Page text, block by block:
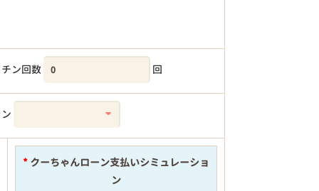
ン回数 回
* クーちゃんローン支払いシミュレーショ
ン